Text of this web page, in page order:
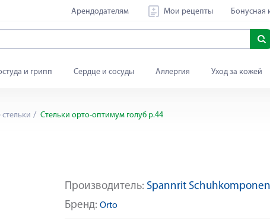
Арендодателям Мои рецепты Бонусная
и грипп Сердце и сосуды Аллергия Уход за кожей
Стельки орто-оптимум голуб р.44
Производитель: Spannrit
Бренд: Orto